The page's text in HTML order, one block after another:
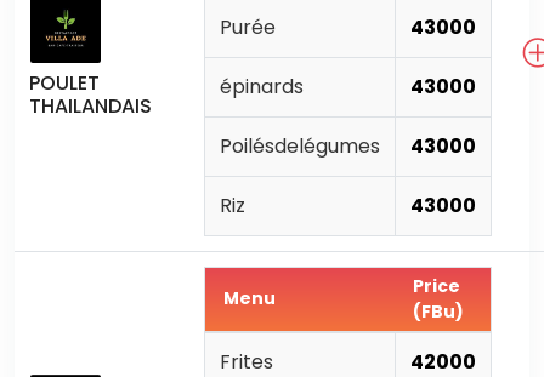
POULET
THAILANDAIS
Purée 43000
épinards 43000
Poilésdelégumes 43000
Riz 43000
Menu
Price
(FBu)
Frites 42000